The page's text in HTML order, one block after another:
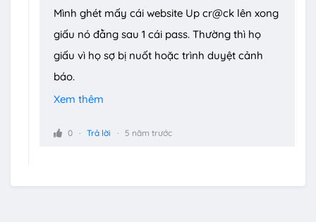
Mình ghét mấy cái website Up cr@ck lên xong
giấu nó đằng sau 1 cái pass. Thường thì họ
giấu vì họ sợ bị nuốt hoặc trình duyệt cảnh
báo.
cập kiến thức họ lại Im lặng. LND thì khác, ở
Xem thêm
0 Trả lời 5 năm trước